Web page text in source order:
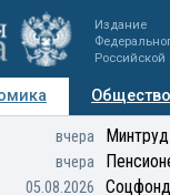
Издание
Российской
Общество
Мнения
вчера
вчера
05.08.2026